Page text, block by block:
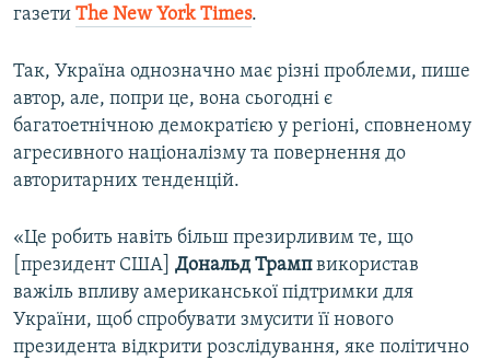
газети The New York Times.
Так, Україна однозначно має різні проблеми, пише
автор, але, попри це, вона сьогодні є
багатоетнічною демократією у регіоні, сповненому
агресивного націоналізму та повернення до
авторитарних тенденцій.
«Це робить навіть більш презирливим те, що
[президент США] Дональд Трампвикористав
важіль впливу американської підтримки для
України, щоб спробувати змусити її нового
президента відкрити розслідування, яке політично